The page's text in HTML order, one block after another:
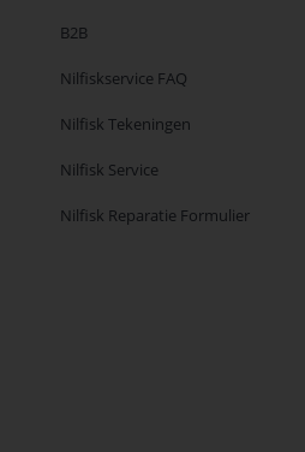
B2B
Nilfiskservice FAQ
Nilfisk Tekeningen
Nilfisk Service
Nilfisk Reparatie Formulier